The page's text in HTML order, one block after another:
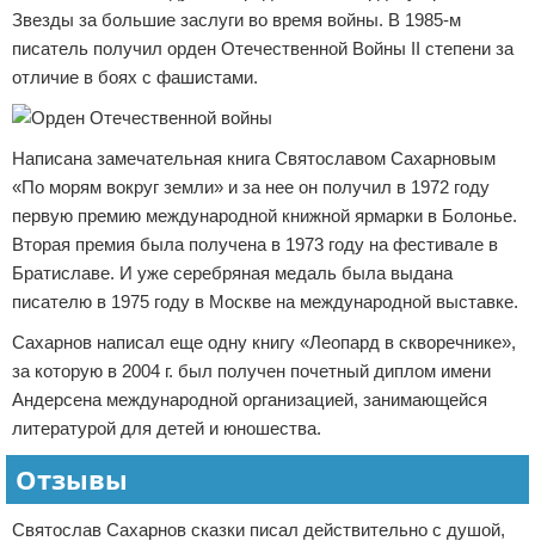
Звезды за большие заслуги во время войны. В 1985-м
писатель получил орден Отечественной Войны II степени за
отличие в боях с фашистами.
Написана замечательная книга Святославом Сахарновым
«По морям вокруг земли» и за нее он получил в 1972 году
первую премию международной книжной ярмарки в Болонье.
Вторая премия была получена в 1973 году на фестивале в
Братиславе. И уже серебряная медаль была выдана
писателю в 1975 году в Москве на международной выставке.
Сахарнов написал еще одну книгу «Леопард в скворечнике»,
за которую в 2004 г. был получен почетный диплом имени
Андерсена международной организацией, занимающейся
литературой для детей и юношества.
Отзывы
Святослав Сахарнов сказки писал действительно с душой,